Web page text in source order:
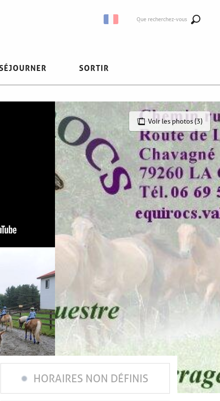
Que recherchez-vous
SORTIR
Voir les photos (3)
HORAIRES NON DÉFINIS